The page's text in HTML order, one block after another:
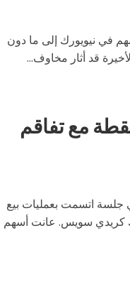
04-04-2023 بقيادة الأسهم في نيويورك إلى ما دون
قد أثار مخاوف...
مؤشر داو جونز بنحو 300 نقطة مع تفاقم
2023 على انخفاض في جلسة اتسمت بعمليات بيع
كريدي سويس. عانت أسهم